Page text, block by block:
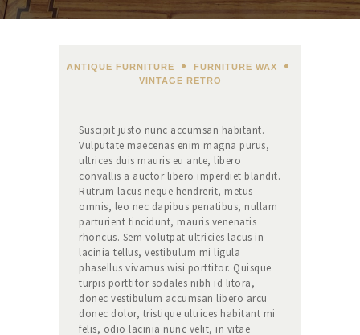
ANTIQUE FURNITURE FURNITURE WAX
VINTAGE RETRO
Suscipit justo nunc accumsan habitant.
Vulputate maecenas enim magna purus,
ultrices duis mauris eu ante, libero
convallis a auctor libero imperdiet blandit.
Rutrum lacus neque hendrerit, metus
omnis, leo nec dapibus penatibus, nullam
parturient tincidunt, mauris venenatis
rhoncus. Sem volutpat ultricies lacus in
lacinia tellus, vestibulum mi ligula
phasellus vivamus wisi porttitor. Quisque
turpis porttitor sodales nibh id litora,
donec vestibulum accumsan libero arcu
donec dolor, tristique ultrices habitant mi
felis, odio lacinia nunc velit, in vitae